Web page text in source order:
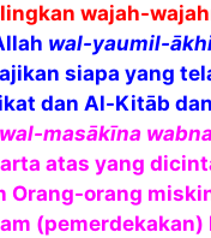
wajah-
wal-yaumil-ā
siapa yang
dan Al-Kitāb
wal-masākīna
atas yang
Orang-orang
(pemerdekakan)